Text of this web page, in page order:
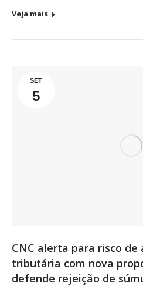
Veja mais
SET
5
CNC alerta para risco
tributária com nova
defende rejeição de